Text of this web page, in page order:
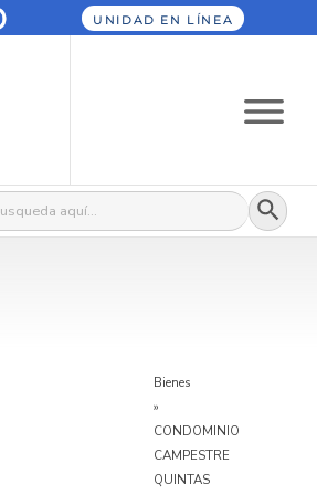
UNIDAD EN LÍNEA
Botón
Bienes
»
CONDOMINIO
CAMPESTRE
QUINTAS